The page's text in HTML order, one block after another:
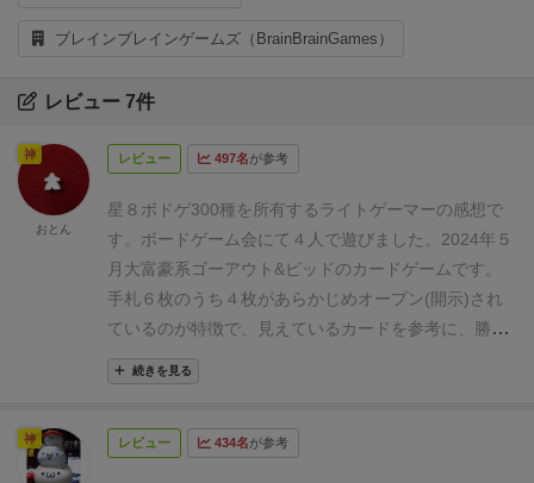
ブレインブレインゲームズ（BrainBrainGames）
レビュー 7件
レビュー 497名が参考
星８ ボドゲ300種を所有するライトゲーマーの感想で
す。ボードゲーム会にて４人で遊びました。2024年５
月 大富豪系ゴーアウト&ビッドのカードゲームです。
手札６枚のうち４枚があらかじめオープン(開示)され
ているのが特徴で、見えているカードを参考に、勝ち
そうな人にビッド(賭け)もします。早上がりの得点と
ビッド的中の得点を合算し、規定の点数に到達すると
ー様の私物で同梱物ではありません。)
続きを見る
神
おとん
レビュー 434名が参考
神